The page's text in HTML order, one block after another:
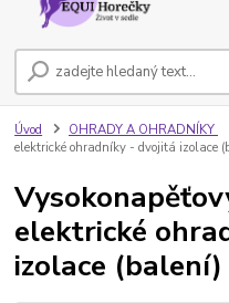
Úvod OHRADY A OHRADNÍKY
elektrické ohradníky - dvojitá izolace
elektrické
izolace (balení)